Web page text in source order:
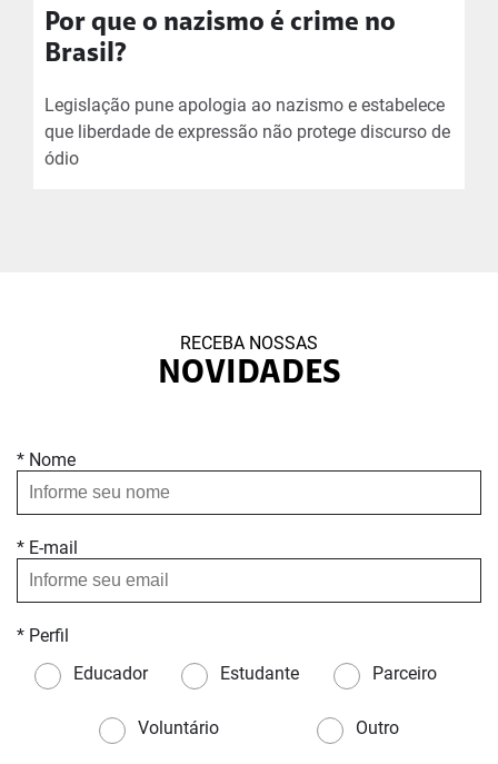
Por que o nazismo é crime no
Brasil?
Legislação pune apologia ao nazismo e estabelece
que liberdade de expressão não protege discurso de
ódio
RECEBA NOSSAS
NOVIDADES
* Nome
* E-mail
* Perfil
Educador
Estudante Parceiro
Voluntário Outro